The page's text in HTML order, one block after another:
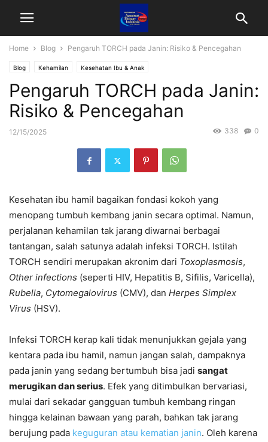
Home Blog Pengaruh TORCH pada Janin: Risiko & Pencegahan
Blog Kehamilan Kesehatan Ibu & Anak
Pengaruh TORCH pada Janin:
Risiko & Pencegahan
12/15/2025 0
338
Kesehatan ibu hamil bagaikan fondasi kokoh yang
menopang tumbuh kembang janin secara optimal. Namun,
perjalanan kehamilan tak jarang diwarnai berbagai
tantangan, salah satunya adalah infeksi TORCH. Istilah
TORCH sendiri merupakan akronim dari Toxoplasmosis,
Other infections (seperti HIV, Hepatitis B, Sifilis, Varicella),
Rubella, Cytomegalovirus (CMV), dan Herpes Simplex
Virus (HSV).
Infeksi TORCH kerap kali tidak menunjukkan gejala yang
kentara pada ibu hamil, namun jangan salah, dampaknya
pada janin yang sedang bertumbuh bisa jadi sangat
merugikan dan serius. Efek yang ditimbulkan bervariasi,
mulai dari sekadar gangguan tumbuh kembang ringan
hingga kelainan bawaan yang parah, bahkan tak jarang
berujung pada keguguran atau kematian janin. Oleh karena